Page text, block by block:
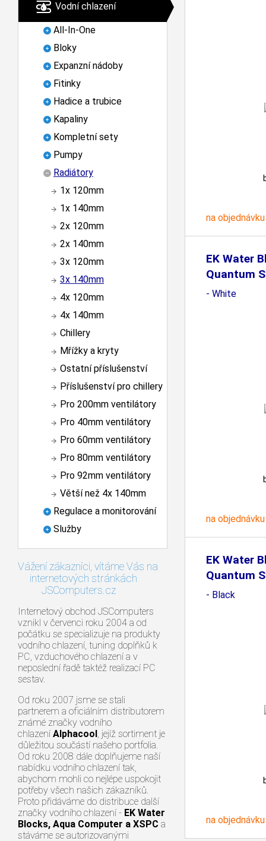
Vodní chlazení
All-In-One
Bloky
Expanzní nádoby
Fitinky
Hadice a trubice
Kapaliny
Kompletní sety
Pumpy
Radiátory
1x 120mm
1x 140mm
2x 120mm
2x 140mm
3x 120mm
3x 140mm
4x 120mm
4x 140mm
Chillery
Mřížky a kryty
Ostatní příslušenství
Příslušenství pro chillery
Pro 200mm ventilátory
Pro 40mm ventilátory
Pro 60mm ventilátory
Pro 80mm ventilátory
Pro 92mm ventilátory
Větší než 4x 140mm
Regulace a monitorování
Služby
Vážení zákazníci, vítáme Vás na
internetových stránkách
JSComputers.cz
Internetový obchod JSComputers
vznikl v červenci roku 2004 a od
počátku se specializuje na produkty
vodního chlazení, tuning doplňků k
PC, vzduchového chlazení a v
neposlední řadě taktéž realizací PC
sestav.
Od roku 2007 jsme se stali
partnerem a oficiálním distributorem
známé značky vodního
chlazení Alphacool, jejíž sortiment je
důležitou součástí našeho portfolia.
Od roku 2008 dále doplňujeme naší
nabídku vodního chlazení tak,
abychom mohli co nejlépe uspokojit
potřeby všech našich zákazníků.
Proto přidáváme do distribuce další
značky vodního chlazení - EK Water
Blocks, Aqua Computer a XSPC a
stáváme se autorizovanými
na objednávku
EK Water
Quantum
P420M
- White
na objednávku
EK Water
Quantum
X420M
- Black
na objednávku